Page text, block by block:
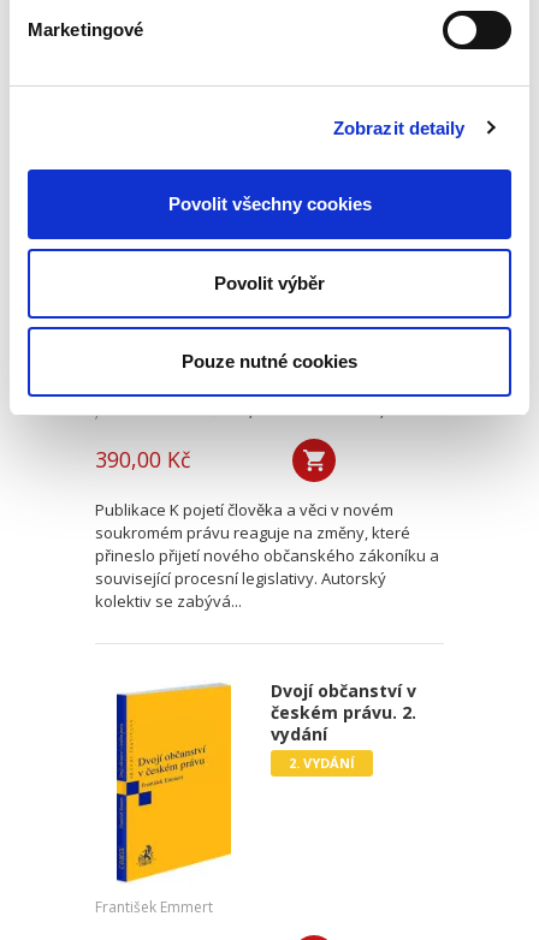
Marketingové
Zobrazit detaily
Povolit všechny cookies
Povolit výběr
Pouze nutné cookies
manželů po přijetí nového občanského
usazen na čelním místě úpravy manželského
K pojetí člověka a
věci v novém
soukromém právu
Jana Petrov Křiváčková,Klára Hamuľáková,Tomáš Tintěra ,a kol.
390,00 Kč
Publikace K pojetí člověka a věci v novém
soukromém právu reaguje na změny, které
přineslo přijetí nového občanského zákoníku a
související procesní legislativy. Autorský
kolektiv se zabývá...
Dvojí občanství v
českém právu. 2.
vydání
2. VYDÁNÍ
František Emmert